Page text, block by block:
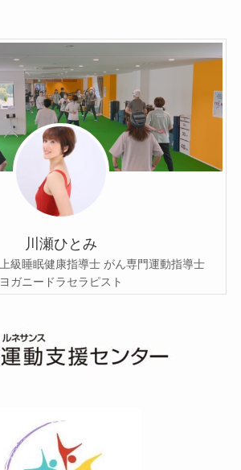
川瀬ひとみ
級睡眠健康指導士 がん専門運動指導士
ヨガニードラセラピスト